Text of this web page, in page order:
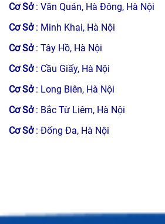
Cơ Sở : Văn Quán, Hà Đông, Hà Nội
Cơ Sở : Minh Khai, Hà Nội
Cơ Sở : Tây Hồ, Hà Nội
Cơ Sở: Cầu Giấy, Hà Nội
Cơ Sở : Long Biên, Hà Nội
Cơ Sở : Bắc Từ Liêm, Hà Nội
Cơ Sở : Đống Đa, Hà Nội